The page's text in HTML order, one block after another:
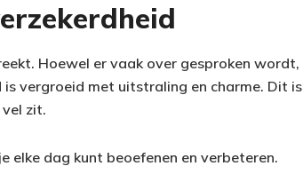
Hoewel er vaak over gesproken wordt,
vergroeid met uitstraling en charme. Dit is
zit.
elke dag kunt beoefenen en verbeteren.